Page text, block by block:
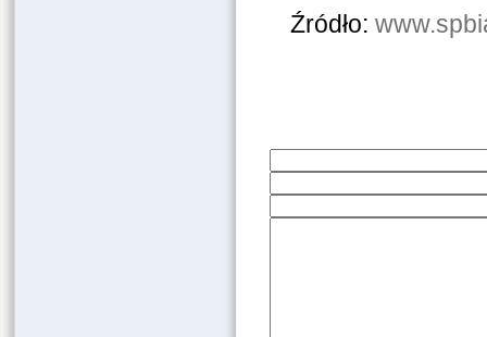
Źródło: